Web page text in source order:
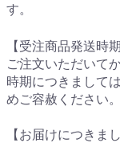
す。
【受注商品発送時
ご注文いただいて
時期につきまして
めご容赦ください。
【お届けにつきまし